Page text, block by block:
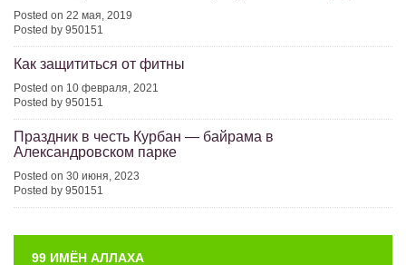
Posted on 22 мая, 2019
Posted by 950151
Как защититься от фитны
Posted on 10 февраля, 2021
Posted by 950151
Праздник в честь Курбан — байрама в
Александровском парке
Posted on 30 июня, 2023
Posted by 950151
99 ИМЁН АЛЛАХА